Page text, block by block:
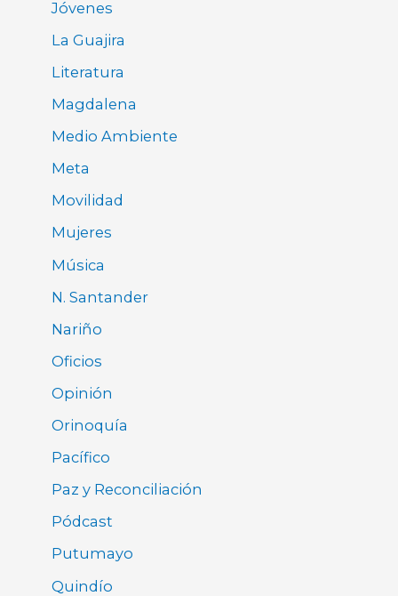
Jóvenes
La Guajira
Literatura
Magdalena
Medio Ambiente
Meta
Movilidad
Mujeres
Música
N. Santander
Nariño
Oficios
Opinión
Orinoquía
Pacífico
Paz y Reconciliación
Pódcast
Putumayo
Quindío